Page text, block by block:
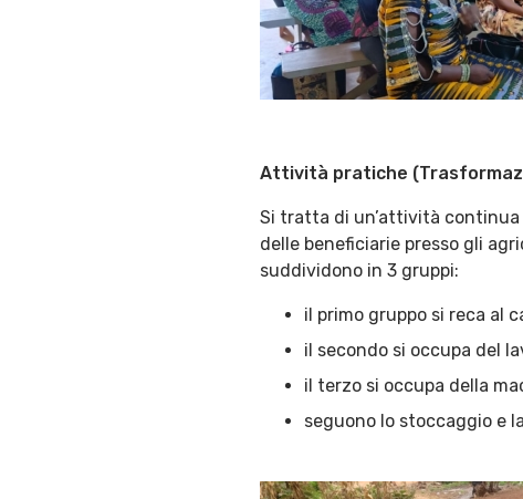
Attività pratiche
Si tratta di un’attività continua
delle beneficiarie presso gli
suddividono in 3 gruppi:
il primo gruppo si reca al
il secondo si occupa del
il terzo si occupa della
seguono lo stoccaggio e